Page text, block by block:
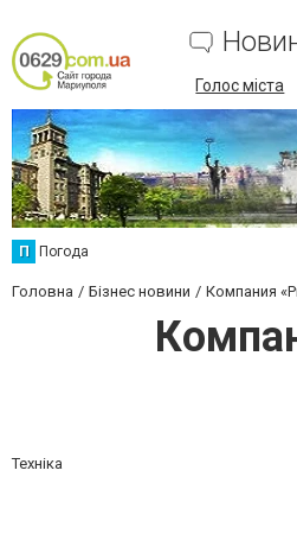
Голос міста
П Погода
Головна Бізнес новини Компания
Техніка